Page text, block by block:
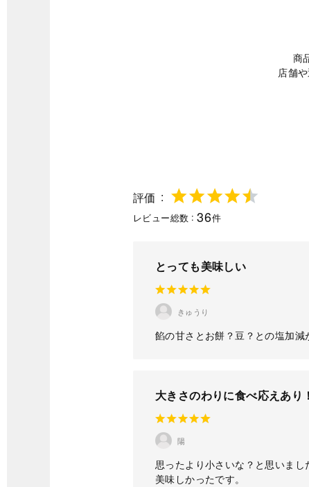
評価
レビュー総数 36件
商
店舗
とっても美味しい
きゅうり
餡の甘さとお餅？豆？との塩加減
大きさのわりに食べ応えあり！
陽
思ったより小さいな？と思いまし
美味しかったです。